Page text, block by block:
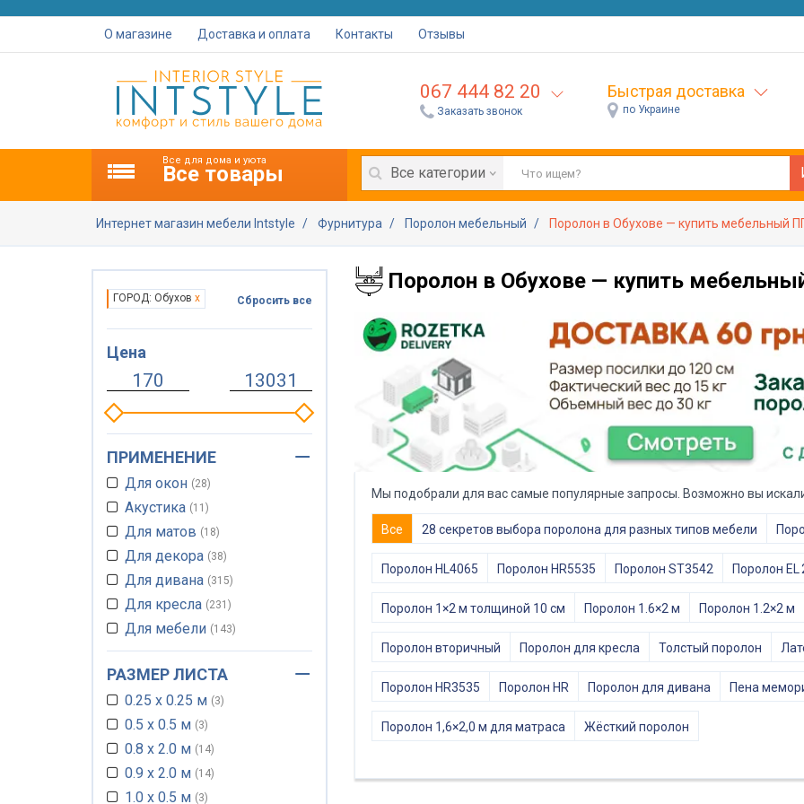
О магазине Доставка и оплата Контакты Отзывы
067 444 82 20
Заказать звонок
Быстрая доставка
по Украине
Все для дома и уюта
Все товары Все категории
Интернет магазин мебели Intstyle Фурнитура Поролон мебельный Поролон в Обухове — купить мебельный
Поролон в Обухове — купить
Мы подобрали для вас самые популярные запросы. Возможно вы
Все 28 секретов выбора поролона для разных типов мебели
Поролон HL4065 Поролон HR5535 Поролон ST3542 Поролон EL
Поролон 1×2 м толщиной 10 см Поролон 1.6×2 м Поролон 1.2×2 м
Поролон вторичный Поролон для кресла Толстый поролон
Поролон HR3535 Поролон HR Поролон для дивана Пена
Поролон 1,6×2,0 м для матраса Жёсткий поролон
Сбросить все
ГОРОД: Обухов x
Цена
ПРИМЕНЕНИЕ
Для окон 28
Акустика 11
Для матов 18
Для декора 38
Для дивана 315
Для кресла 231
Для мебели 143
Для татами 4
Для кровати 91
Для матраса 302
Для сидений
Для стульев
Для поддонов
Для подложки
РАЗМЕР ЛИСТА
0.25 х 0.25 м 3
0.5 х 0.5 м 3
0.8 х 2.0 м 14
0.9 х 2.0 м 14
1.0 х 0.5 м 3